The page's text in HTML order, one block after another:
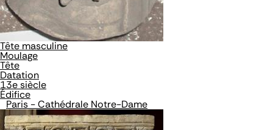
Tête masculine
Moulage
Tête
Datation
13e siècle
Édifice
Paris - Cathédrale Notre-Dame